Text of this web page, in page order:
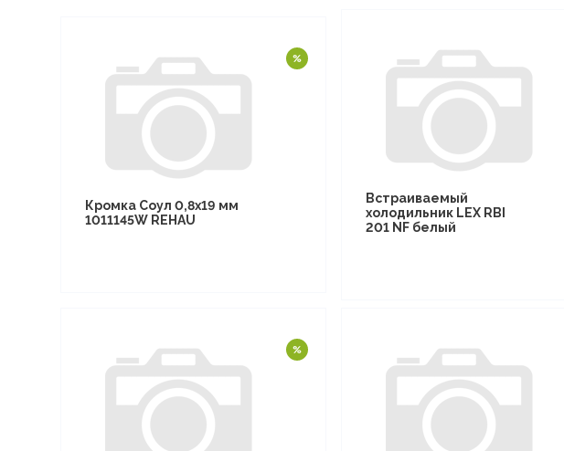
Кромка Соул 0,8х19 мм
1011145W REHAU
Встраиваемый
холодильник LEX RBI
201 NF белый